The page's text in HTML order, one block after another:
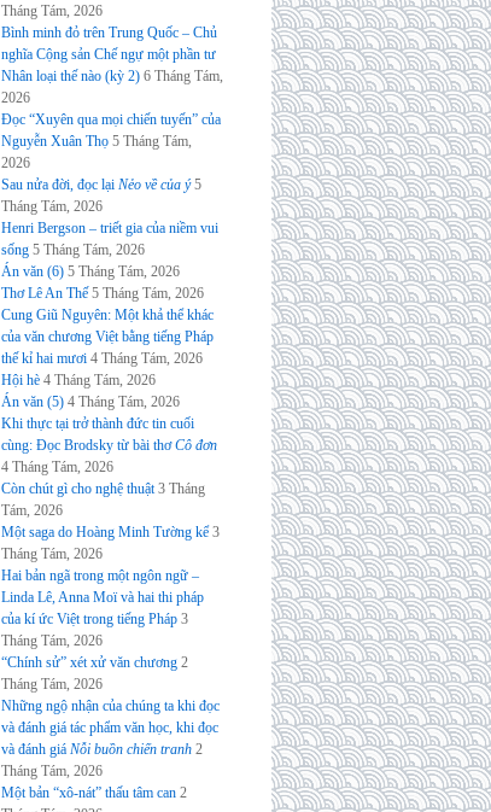
Tháng Tám, 2026
Bình minh đỏ trên Trung Quốc – Chủ
nghĩa Cộng sản Chế ngự một phần tư
Nhân loại thế nào (kỳ 2) 6 Tháng Tám,
2026
Đọc “Xuyên qua mọi chiến tuyến” của
Nguyễn Xuân Thọ 5 Tháng Tám,
2026
Sau nửa đời, đọc lại Nẻo về của ý 5
Tháng Tám, 2026
Henri Bergson – triết gia của niềm vui
sống 5 Tháng Tám, 2026
Án văn (6) 5 Tháng Tám, 2026
Thơ Lê An Thế 5 Tháng Tám, 2026
Cung Giũ Nguyên: Một khả thể khác
của văn chương Việt bằng tiếng Pháp
thế kỉ hai mươi 4 Tháng Tám, 2026
Hội hè 4 Tháng Tám, 2026
Án văn (5) 4 Tháng Tám, 2026
Khi thực tại trở thành đức tin cuối
cùng: Đọc Brodsky từ bài thơCô đơn
4 Tháng Tám, 2026
Còn chút gì cho nghệ thuật 3 Tháng
Tám, 2026
Một saga do Hoàng Minh Tường kể 3
Tháng Tám, 2026
Hai bản ngã trong một ngôn ngữ –
Linda Lê, Anna Moï và hai thi pháp
của kí ức Việt trong tiếng Pháp 3
Tháng Tám, 2026
“Chính sử” xét xử văn chương 2
Tháng Tám, 2026
Những ngộ nhận của chúng ta khi đọc
và đánh giá tác phẩm văn học, khi đọc
và đánh giá Nỗi buồn chiến tranh 2
Tháng Tám, 2026
Một bản “xô-nát” thấu tâm can 2